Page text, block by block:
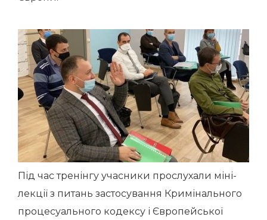
Під час тренінгу учасники прослухали міні-
лекції з питань застосування Кримінального
процесуального кодексу і Європейської